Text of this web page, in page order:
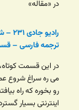
در «مقاله»
ترجمه فارسی –
در این قسمت
می ره سراغ شروع
رو بخوره که راه
اینترنتی بسیار